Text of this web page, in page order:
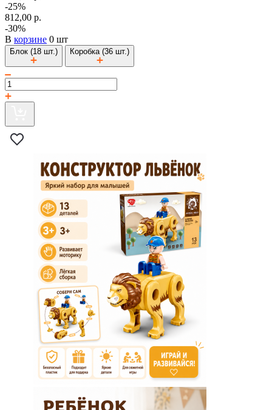
-25%
812,00 р.
-30%
В корзине 0 шт
Блок (18 шт.) Коробка (36 шт.)